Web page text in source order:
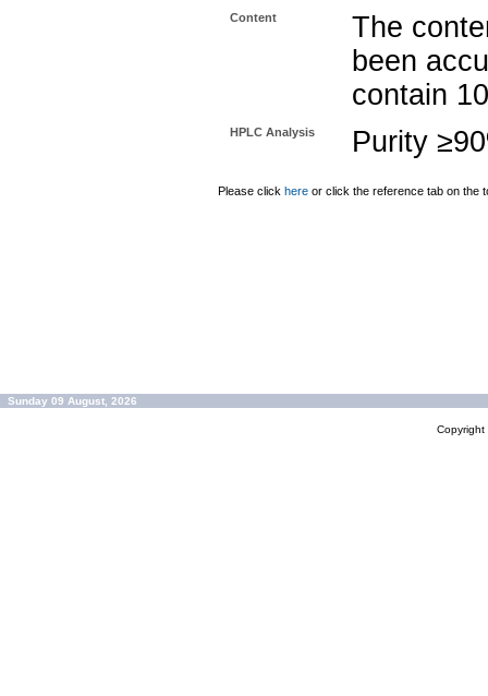
Content
The
been
contain
HPLC Analysis Purity
Please click here or click the reference tab on the
Sunday 09 August, 2026